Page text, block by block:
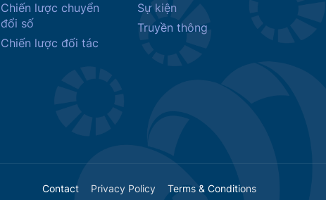
Chiến lược chuyển
đổi số
Chiến lược đối tác
Sự kiện
Truyền thông
Contact Privacy Policy Terms & Conditions